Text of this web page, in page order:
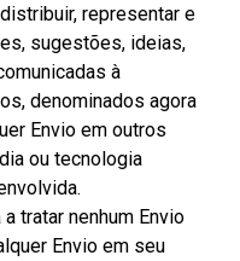
representar e
sugestões, ideias,
à
denominados agora
Envio em outros
ou tecnologia
tratar nenhum Envio
Envio em seu